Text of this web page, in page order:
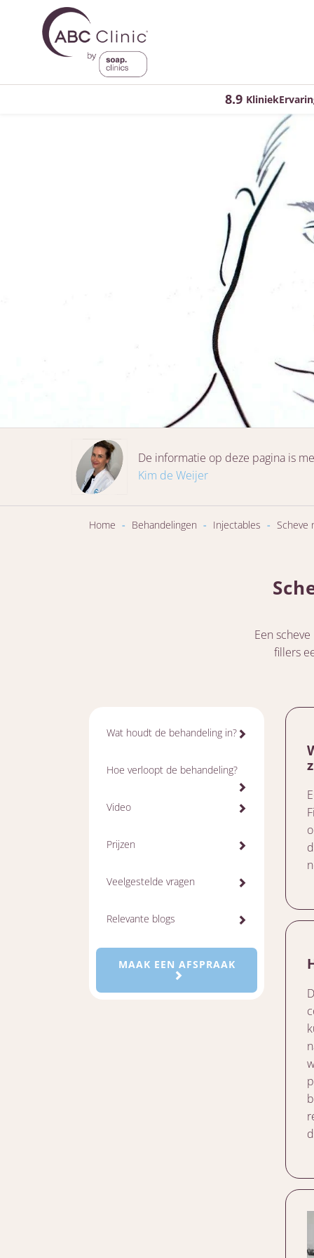
8.9
De informatie op deze pagina is
Kim de Weijer
Home - Behandelingen - Injectables - Scheve
Een
fillers
Wat houdt de behandeling in?
Hoe verloopt de behandeling?
Video
Prijzen
Veelgestelde vragen
Relevante blogs
MAAK EEN AFSPRAAK